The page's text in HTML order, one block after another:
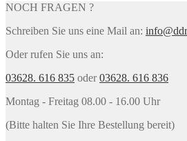
NOCH FRAGEN ?
Schreiben Sie uns eine Mail an:
Oder rufen Sie uns an:
03628. 616 835 oder03628. 616 836
Montag - Freitag 08.00 - 16.00 Uhr
(Bitte halten Sie Ihre Bestellung bereit)